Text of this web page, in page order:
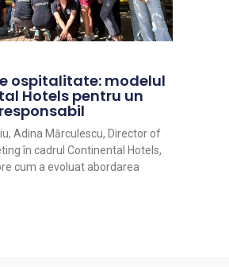
ospitalitate: modelul
Hotels pentru un
Adina Mărculescu, Director of
în cadrul Continental Hotels,
cum a evoluat abordarea